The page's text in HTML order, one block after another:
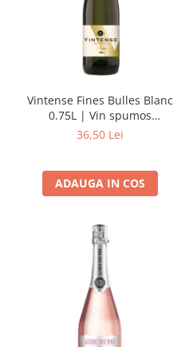
Vintense Fines Bulles Blanc
0.75L | Vin spumos
dezalcoolizat alb demisec
36,50 Lei
ADAUGA IN COS